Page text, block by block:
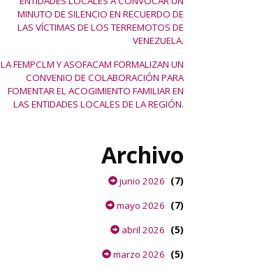
MINUTO DE SILENCIO EN RECUERDO DE
LAS VÍCTIMAS DE LOS TERREMOTOS DE
VENEZUELA.
LA FEMPCLM Y ASOFACAM FORMALIZAN UN
CONVENIO DE COLABORACIÓN PARA
FOMENTAR EL ACOGIMIENTO FAMILIAR EN
LAS ENTIDADES LOCALES DE LA REGIÓN.
Archivo
junio 2026 (7)
mayo 2026 (7)
abril 2026 (5)
marzo 2026 (5)